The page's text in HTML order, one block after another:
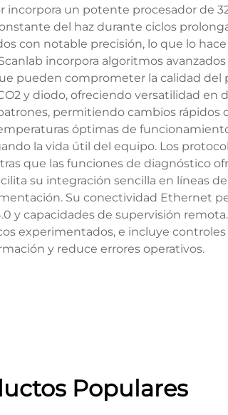
un potente procesador de
del haz durante ciclos
con notable precisión, lo que lo
incorpora algoritmos
pueden comprometer la calidad del
y diodo, ofreciendo versatilidad en
permitiendo cambios rápidos
óptimas de
la vida útil del equipo. Los
que las funciones de diagnóstico
su integración sencilla en líneas
Su conectividad Ethernet
y capacidades de supervisión
experimentados, e incluye
y reduce errores operativos.
Populares